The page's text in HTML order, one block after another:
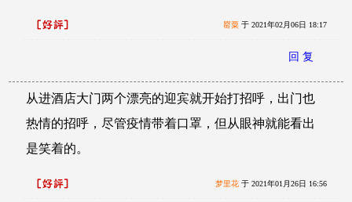
罂粟 于 2021年02月06日 18:17
回 复
从进酒店大门两个漂亮的迎宾就开始打招呼，出门也
热情的招呼，尽管疫情带着口罩，但从眼神就能看出
是笑着的。
梦里花 于 2021年01月26日 16:56